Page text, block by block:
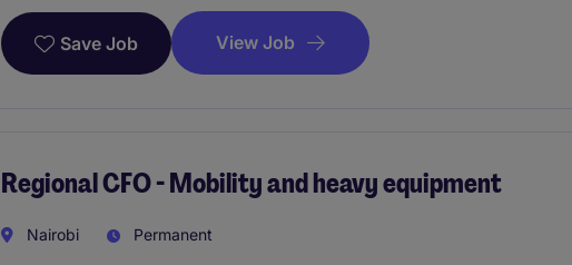
Save Job View Job
Regional CFO - Mobility and heavy equipment
Nairobi Permanent